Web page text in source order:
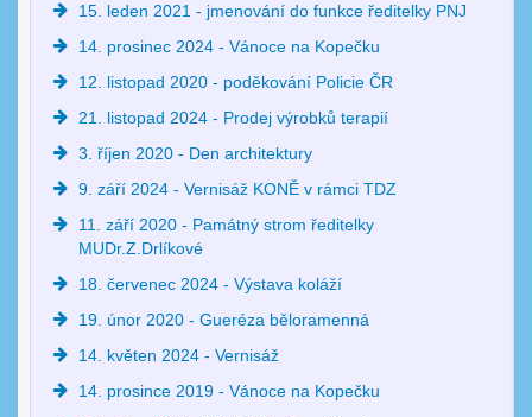
15. leden 2021 - jmenování do funkce ředitelky PNJ
14. prosinec 2024 - Vánoce na Kopečku
12. listopad 2020 - poděkování Policie ČR
21. listopad 2024 - Prodej výrobků terapií
3. říjen 2020 - Den architektury
9. září 2024 - Vernisáž KONĚ v rámci TDZ
11. září 2020 - Památný strom ředitelky
MUDr.Z.Drlíkové
18. červenec 2024 - Výstava koláží
19. únor 2020 - Gueréza běloramenná
14. květen 2024 - Vernisáž
14. prosince 2019 - Vánoce na Kopečku